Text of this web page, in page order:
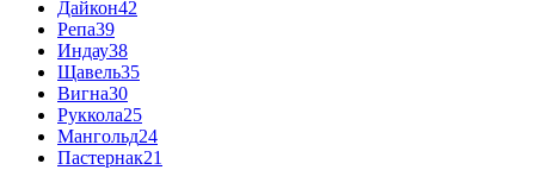
Дайкон42
Репа39
Индау38
Щавель35
Вигна30
Руккола25
Мангольд24
Пастернак21